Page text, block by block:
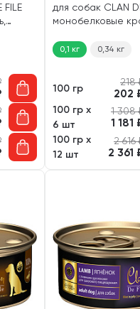
FILE
для собак CLAN
монобелковые
0,1 кг 0,34 кг
100 гр
218
202
100 гр х
6 шт
1 308
1 181
100 гр х
12 шт
2 616
2 361